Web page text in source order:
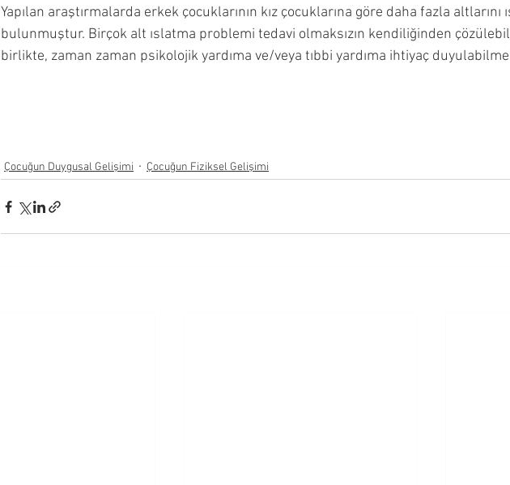
Yapılan araştırmalarda erkek çocuklarının kız çocuklarına göre daha fazla altlarını
bulunmuştur. Birçok alt ıslatma problemi tedavi olmaksızın kendiliğinden
birlikte, zaman zaman psikolojik yardıma ve/veya tıbbi yardıma ihtiyaç
Çocuğun Duygusal Gelişimi Çocuğun Fiziksel Gelişimi